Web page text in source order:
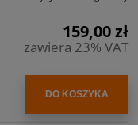
159,00 zł
zawiera 23% VAT
DO KOSZYKA